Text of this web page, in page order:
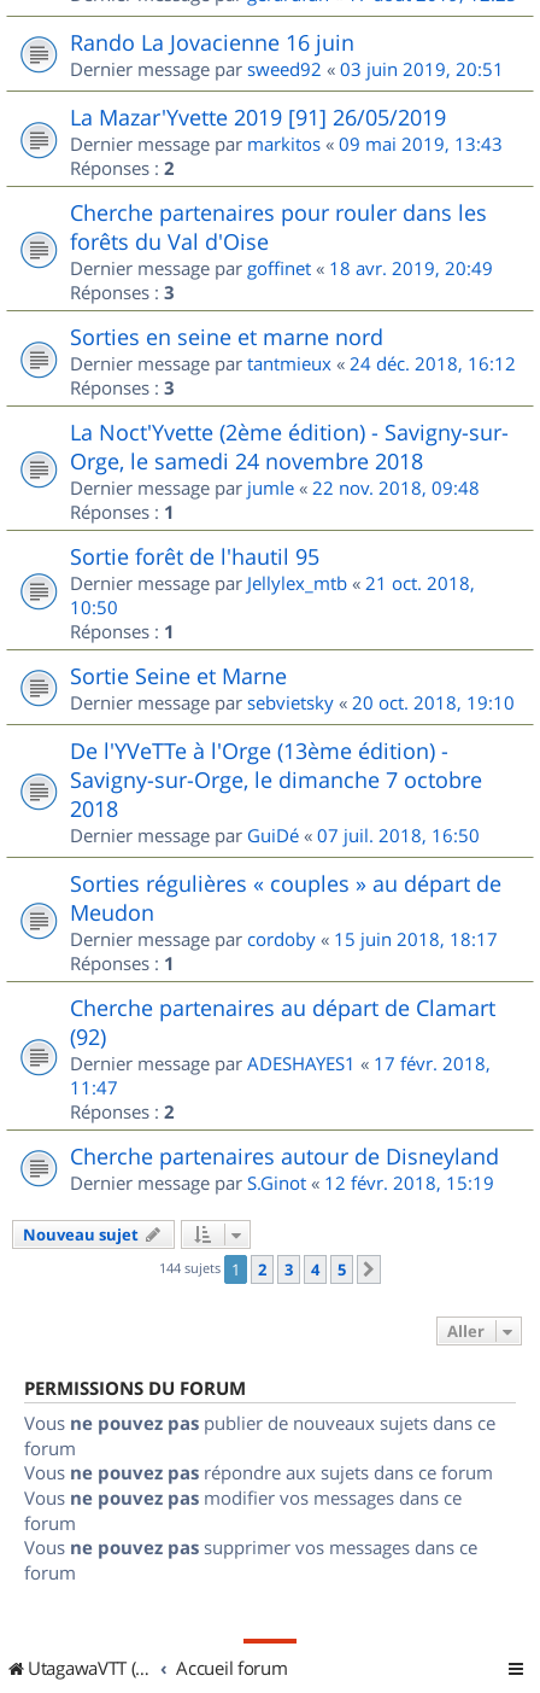
Rando La Jovacienne 16 juin
Dernier message par sweed92 « 03 juin 2019, 20:51
La Mazar'Yvette 2019 [91] 26/05/2019
Dernier message par markitos « 09 mai 2019, 13:43
Réponses : 2
Cherche partenaires pour rouler dans les
forêts du Val d'Oise
Dernier message par goffinet « 18 avr. 2019, 20:49
Réponses : 3
Sorties en seine et marne nord
Dernier message par tantmieux « 24 déc. 2018, 16:12
Réponses : 3
La Noct'Yvette (2ème édition) - Savigny-sur-
Orge, le samedi 24 novembre 2018
Dernier message par jumle « 22 nov. 2018, 09:48
Réponses : 1
Sortie forêt de l'hautil 95
Dernier message par Jellylex_mtb « 21 oct. 2018,
10:50
Réponses : 1
Sortie Seine et Marne
Dernier message par sebvietsky « 20 oct. 2018, 19:10
De l'YVeTTe à l'Orge (13ème édition) -
Savigny-sur-Orge, le dimanche 7 octobre
2018
Dernier message par GuiDé « 07 juil. 2018, 16:50
Sorties régulières « couples » au départ de
Meudon
Dernier message par cordoby « 15 juin 2018, 18:17
Réponses : 1
Cherche partenaires au départ de Clamart
(92)
Dernier message par ADESHAYES1 « 17 févr. 2018,
11:47
Réponses : 2
Cherche partenaires autour de Disneyland
Dernier message par S.Ginot « 12 févr. 2018, 15:19
Nouveau sujet
144 sujets 1 2 3 4 5
Aller
PERMISSIONS DU FORUM
Vous ne pouvez pas publier de nouveaux sujets dans ce
forum
Vous ne pouvez pas répondre aux sujets dans ce forum
Vous ne pouvez pas modifier vos messages dans ce
forum
Vous ne pouvez pas supprimer vos messages dans ce
forum
UtagawaVTT (Randos VTT et VTTAE avec traces GPS) Accueil forum